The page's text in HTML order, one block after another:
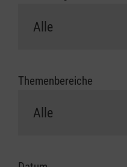
Themenbereiche